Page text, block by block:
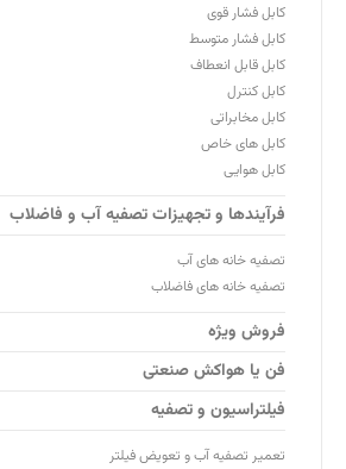
کابل فشار قوی
کابل فشار متوسط
کابل قابل انعطاف
کابل کنترل
کابل مخابراتی
کابل های خاص
کابل هوایی
فرآیندها و تجهیزات تصفیه آب و فاضلاب
تصفیه خانه های آب
تصفیه خانه های فاضلاب
فروش ویژه
فن یا هواکش صنعتی
فیلتراسیون و تصفیه
تعمیر تصفیه آب و تعویض فیلتر